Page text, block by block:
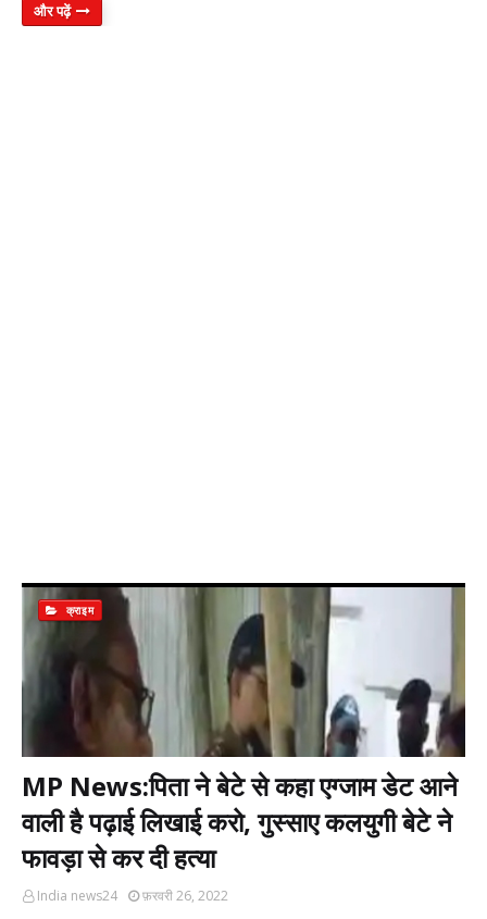
और पढ़ें
क्राइम
MP News:पिता ने बेटे से कहा एग्जाम डेट आने
वाली है पढ़ाई लिखाई करो, गुस्साए कलयुगी बेटे ने
फावड़ा से कर दी हत्या
India news24 फ़रवरी 26, 2022